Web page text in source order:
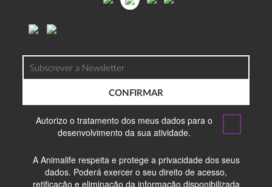
CONFIRMAR
Autorizo o tratamento dos meus dados para o
desenvolvimento da sua atividade.
A Animalife respeita e protege a privacidade dos seus
dados. Poderá exercer o seu direito de acesso,
retificação e eliminação da informação disponibilizada